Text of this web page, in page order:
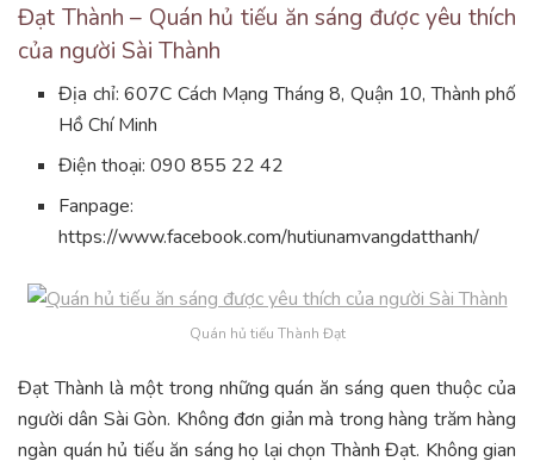
Đạt Thành – Quán hủ tiếu ăn sáng được yêu thích
của người Sài Thành
Địa chỉ: 607C Cách Mạng Tháng 8, Quận 10, Thành phố
Hồ Chí Minh
Điện thoại: 090 855 22 42
Fanpage:
https://www.facebook.com/hutiunamvangdatthanh/
Quán hủ tiếu Thành Đạt
Đạt Thành là một trong những quán ăn sáng quen thuộc của
người dân Sài Gòn. Không đơn giản mà trong hàng trăm hàng
ngàn quán hủ tiếu ăn sáng họ lại chọn Thành Đạt. Không gian